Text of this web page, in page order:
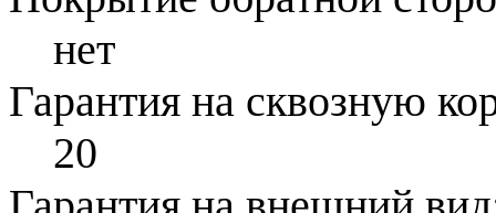
нет
Гарантия на сквозную
20